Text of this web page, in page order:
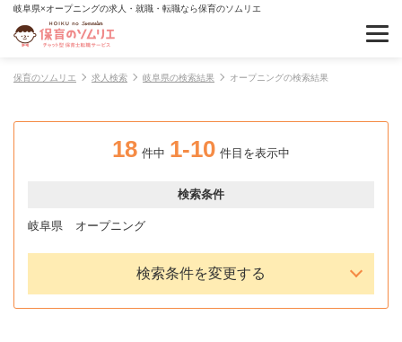
岐阜県×オープニングの求人・就職・転職なら保育のソムリエ
保育のソムリエ 求人検索 岐阜県の検索結果 オープニングの検索結果
18 件中 1-10 件目を表示中
検索条件
岐阜県 オープニング
検索条件を変更する